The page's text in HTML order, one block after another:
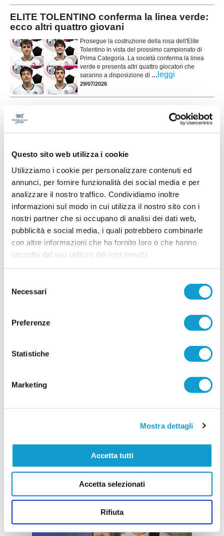
Questo sito web utilizza i cookie
Utilizziamo i cookie per personalizzare contenuti ed
annunci, per fornire funzionalità dei social media e per
analizzare il nostro traffico. Condividiamo inoltre
informazioni sul modo in cui utilizza il nostro sito con i
nostri partner che si occupano di analisi dei dati web,
pubblicità e social media, i quali potrebbero combinarle
con altre informazioni che ha fornito loro o che hanno
raccolto dal suo utilizzo dei loro servizi.
delNecessari
Preferenze
Statistiche
Marketing
Mostra dettagli
Accetta tutti
Accetta selezionati
Rifiuta
ELITE TOLENTINO conferma la linea verde:
ecco altri quattro giovani
Prosegue la costruzione della rosa dell'Elite
Tolentino in vista del prossimo campionato di
Prima Categoria. La società conferma la linea
verde e presenta altri quattro giocatori che
saranno a disposizione di ... leggi
29/07/2026
ambizioso: le novità
POTENZA PICENA. La Union Picena continua a
stagione 2026/2027, puntando su un mix di
giovani talenti, giocatori già pronti per la categoria
e figure di esperienza nell'area tecnica. Il club di
Potenza Picena ha ufficializzato una serie di
innesti che confermano la volontà di dare
contin...leggi
LORESE. Prende forma la nuova squadra di
mister Malatesta
...leggi
28/07/2026